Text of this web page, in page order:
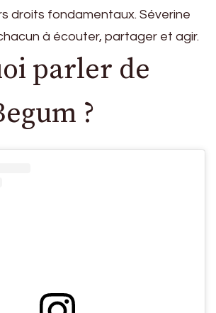
droits fondamentaux. Séverine
à écouter, partager et agir.
parler de
?